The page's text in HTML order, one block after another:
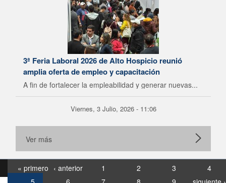
3ª Feria Laboral 2026 de Alto Hospicio reunió
amplia oferta de empleo y capacitación
A fin de fortalecer la empleabilidad y generar nuevas...
Viernes, 3 Julio, 2026 - 11:06
Ver más
« primero ‹ anterior 1 2 3
4